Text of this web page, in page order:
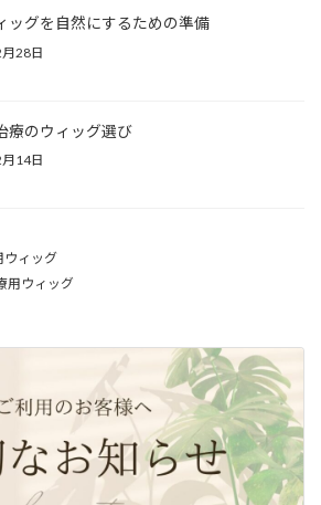
ッグを自然にするための準備
28日
療のウィッグ選び
14日
ウィッグ
用ウィッグ